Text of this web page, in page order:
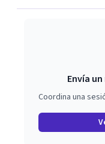
Envía
Coordina una